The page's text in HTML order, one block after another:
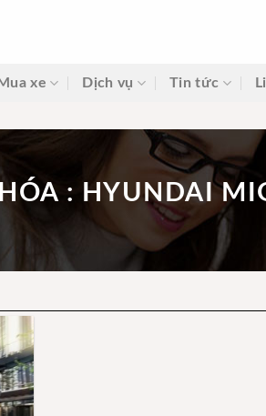
xe Dịch vụ Tin tức
: HYUNDAI